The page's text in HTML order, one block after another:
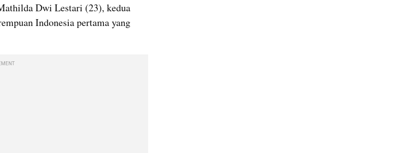
Dwi Lestari (23), kedua
Indonesia pertama yang